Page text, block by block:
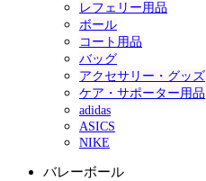
レフェリー用品
ボール
コート用品
バッグ
アクセサリー・グッズ
ケア・サポーター用品
adidas
ASICS
NIKE
バレーボール